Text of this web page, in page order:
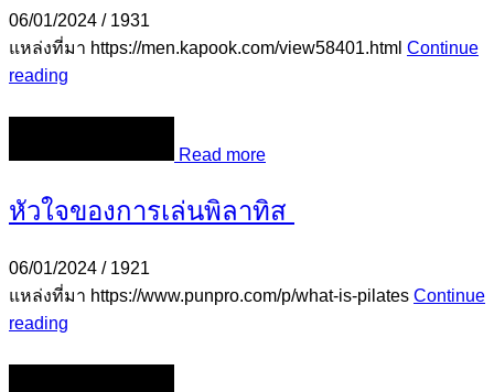
06/01/2024 / 1931
แหล่งที่มา https://men.kapook.com/view58401.html Continue
reading
Read more
หัวใจของการเล่นพิลาทิส
06/01/2024 / 1921
แหล่งที่มา https://www.punpro.com/p/what-is-pilates Continue
reading